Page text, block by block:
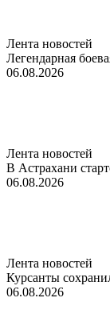
Лента новостей
Легендарная
06.08.2026
Лента новостей
В Астрахани
06.08.2026
Лента новостей
Курсанты
06.08.2026